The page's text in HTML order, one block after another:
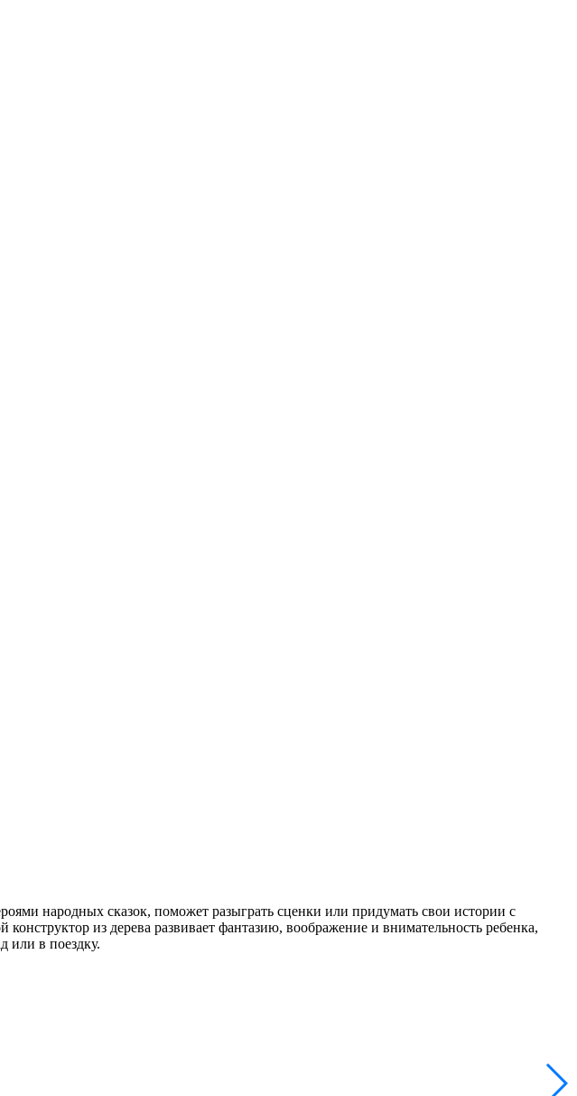
народных сказок, поможет разыграть сценки или придумать свои истории с
из дерева развивает фантазию, воображение и внимательность ребенка,
или в поездку.